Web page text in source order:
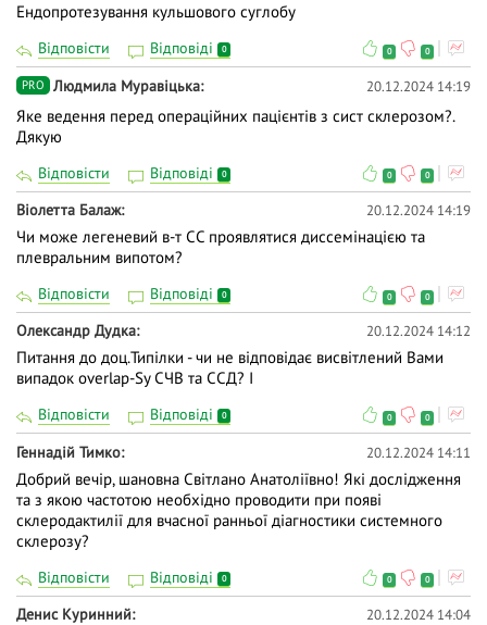
Ендопротезування кульшового суглобу
Відповісти Відповіді 0 0 0
PRO Людмила Муравіцька 20.12.2024 14:19
Яке ведення перед операційних пацієнтів з сист склерозом?.
Дякую
Відповісти Відповіді 0 0 0
Віолетта Балаж 20.12.2024 14:19
Чи може легеневий в-т СС проявлятися диссемінацією та
плевральним випотом?
Відповісти Відповіді 0 0 0
Олександр Дудка 20.12.2024 14:12
Питання до доц.Типілки - чи не відповідає висвітлений Вами
випадок overlap-Sy СЧВ та ССД? І
Відповісти Відповіді 0 0 0
Геннадій Тимко 20.12.2024 14:11
Добрий вечір, шановна Світлано Анатоліївно! Які дослідження
та з якою частотою необхідно проводити при появі
склеродактилії для вчасної ранньої діагностики системного
склерозу?
Відповісти Відповіді 0 0 0
Денис Куринний 20.12.2024 14:04